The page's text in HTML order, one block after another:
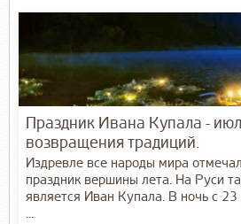
Праздник Ивана Купала -
возвращения традиций.
Издревле все народы мира
праздник вершины лета. На Руси
является Иван Купала. В ночь с
...